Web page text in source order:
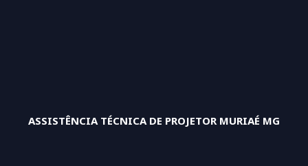
ASSISTÊNCIA TÉCNICA DE PROJETOR MURIAÉ MG